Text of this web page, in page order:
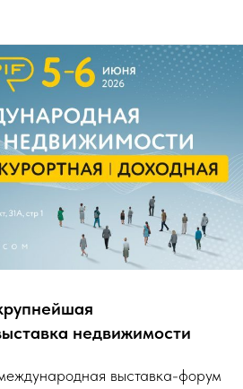
недвижимости
выставка-форум